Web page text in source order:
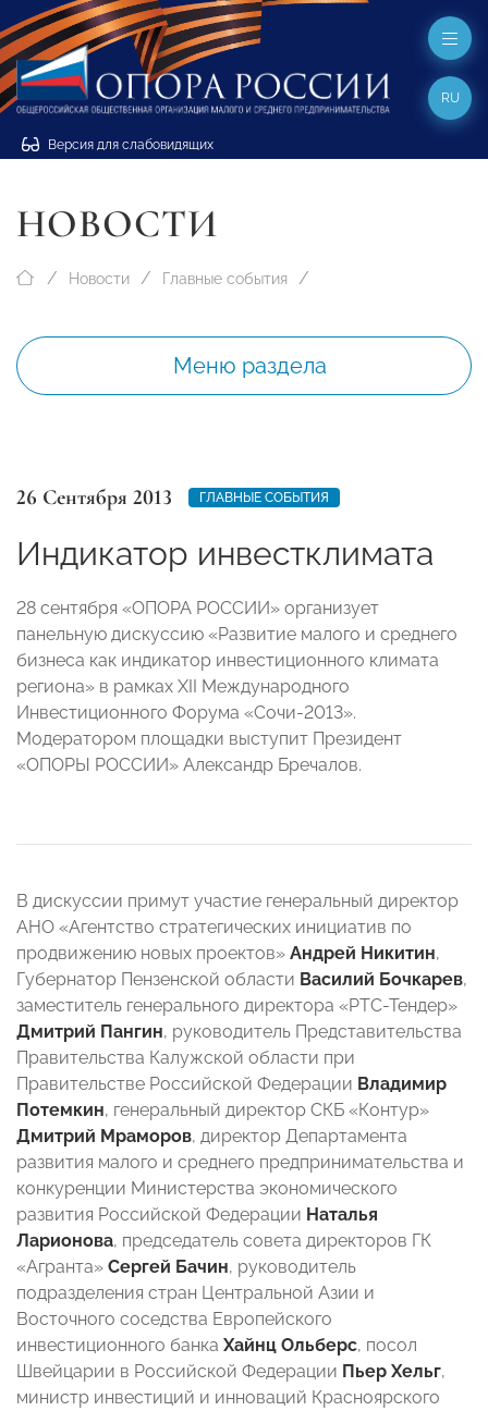
Версия для слабовидящих
RU
НОВОСТИ
Новости Главные события
Меню раздела
26 Сентября 2013 ГЛАВНЫЕ СОБЫТИЯ
Индикатор инвестклимата
28 сентября «ОПОРА РОССИИ» организует
панельную дискуссию «Развитие малого и среднего
бизнеса как индикатор инвестиционного климата
региона» в рамках XII Международного
Инвестиционного Форума «Сочи-2013».
Модератором площадки выступит Президент
«ОПОРЫ РОССИИ» Александр Бречалов.
В дискуссии примут участие генеральный директор
АНО «Агентство стратегических инициатив по
продвижению новых проектов» Андрей Никитин,
Губернатор Пензенской области Василий Бочкарев,
заместитель генерального директора «РТС-Тендер»
Дмитрий Пангин, руководитель Представительства
Правительства Калужской области при
Правительстве Российской Федерации Владимир
Потемкин, генеральный директор СКБ «Контур»
Дмитрий Мраморов, директор Департамента
развития малого и среднего предпринимательства и
конкуренции Министерства экономического
развития Российской Федерации Наталья
Ларионова, председатель совета директоров ГК
«Агранта» Сергей Бачин, руководитель
подразделения стран Центральной Азии и
Восточного соседства Европейского
инвестиционного банка Хайнц Ольберс, посол
Швейцарии в Российской Федерации Пьер Хельг,
министр инвестиций и инноваций Красноярского